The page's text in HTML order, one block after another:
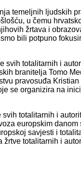
temeljnih ljudskih
u čemu
žrtava i
bili potpuno
svih totalitarnih i
branitelja Tomo
pravosuđa
se organizira na
totalitarnih i
europskim
savjesti i
totalitarnih i